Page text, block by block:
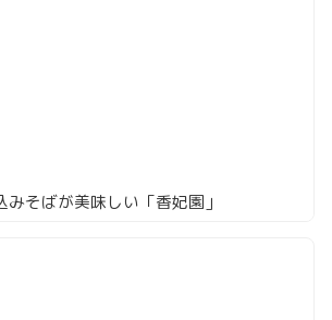
そばが美味しい「香妃園」